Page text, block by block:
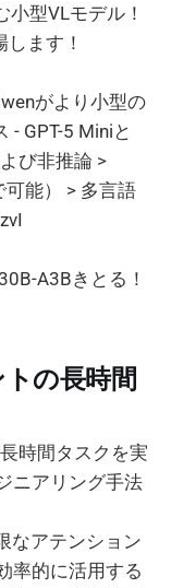
小型VLモデル！
ます！
がより小型の
- GPT-5 Miniと
び非推論 >
能） > 多言語
A3Bきとる！
の長時間
時間タスクを実
ニアリング手法
なアテンション
率的に活用する